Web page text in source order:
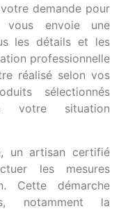
demande pour
vous envoie une
les détails et les
professionnelle
réalisé selon vos
sélectionnés
votre situation
un artisan certifié
les mesures
Cette démarche
notamment la